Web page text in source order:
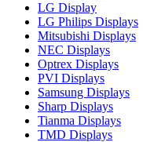
LG Display
LG Philips Displays
Mitsubishi Displays
NEC Displays
Optrex Displays
PVI Displays
Samsung Displays
Sharp Displays
Tianma Displays
TMD Displays